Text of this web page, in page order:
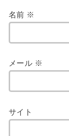
名前 ※
メール ※
サイト